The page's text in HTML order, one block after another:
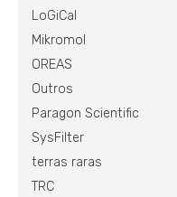
LoGiCal
Mikromol
OREAS
Outros
Paragon Scientific
SysFilter
terras raras
TRC